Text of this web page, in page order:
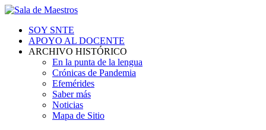
SOY SNTE
APOYO AL DOCENTE
ARCHIVO HISTÓRICO
En la punta de la lengua
Crónicas de Pandemia
Efemérides
Saber más
Noticias
Mapa de Sitio